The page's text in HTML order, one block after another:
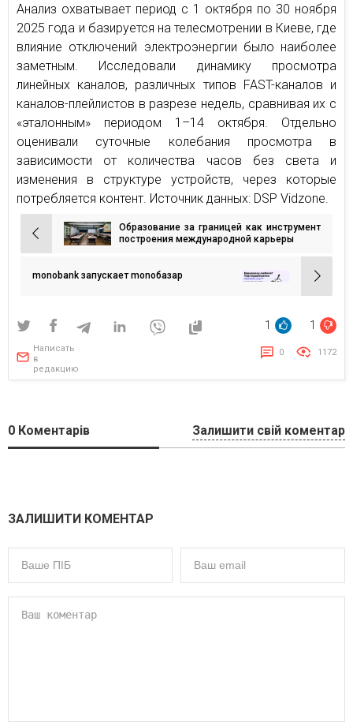
Анализ охватывает период с 1 октября по 30 ноября
2025 года и базируется на телесмотрении в Киеве, где
влияние отключений электроэнергии было наиболее
заметным. Исследовали динамику просмотра
линейных каналов, различных типов FAST-каналов и
каналов-плейлистов в разрезе недель, сравнивая их с
«эталонным» периодом 1–14 октября. Отдельно
оценивали суточные колебания просмотра в
зависимости от количества часов без света и
изменения в структуре устройств, через которые
потребляется контент. Источник данных: DSP Vidzone.
Навигация
по
записям
Образование за границей как инструмент
построения международной карьеры
monobank запускает monoбазар
1 1
Написать
в
редакцию
0 1172
0 Коментарів Залишити свій коментар
ЗАЛИШИТИ КОМЕНТАР